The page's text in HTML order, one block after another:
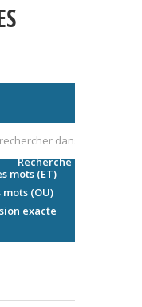
mots (ET)
mots (OU)
exacte
Recherche avancée